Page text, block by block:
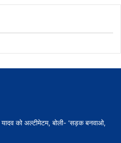
को अल्टीमेटम, बोली- ‘सड़क बनवाओ,